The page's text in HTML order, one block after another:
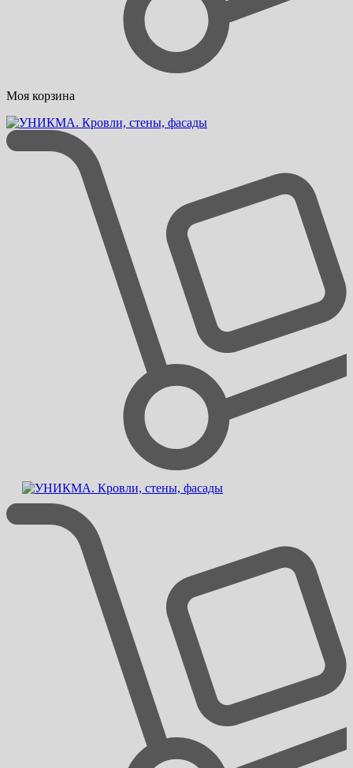
Моя корзина